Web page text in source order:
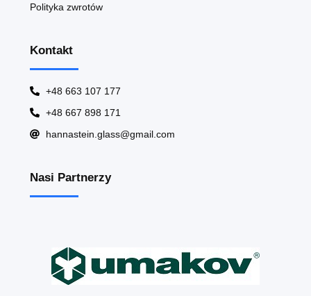
Polityka zwrotów
Kontakt
+48 663 107 177
+48 667 898 171
hannastein.glass@gmail.com
Nasi Partnerzy